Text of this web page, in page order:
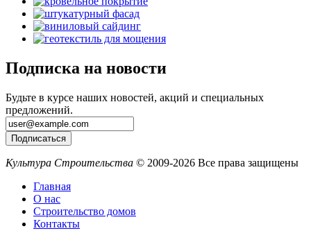
Подписка на новости
Будьте в курсе наших новостей, акций и специальных
предложений.
Культура Строительства © 2009-2026 Все права защищены
Главная
О нас
Строительство домов
Контакты